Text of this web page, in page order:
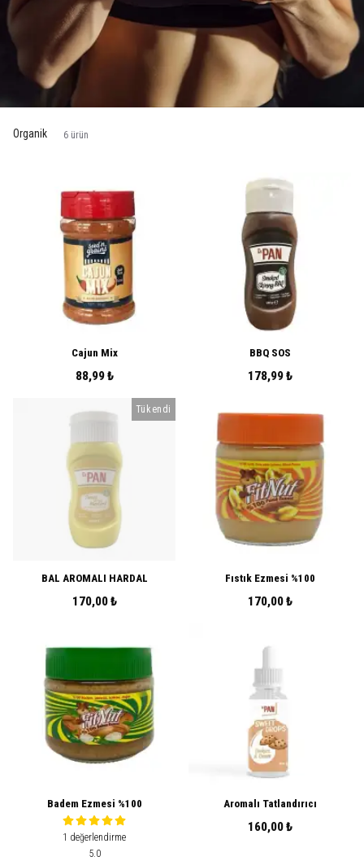
Organik 6 ürün
Cajun Mix
88,99 ₺
BBQ SOS
178,99 ₺
Tükendi
BAL AROMALI HARDAL
170,00 ₺
Fıstık Ezmesi %100
170,00 ₺
Badem Ezmesi %100
1 değerlendirme
5.0
Aromalı Tatlandırıcı
160,00 ₺